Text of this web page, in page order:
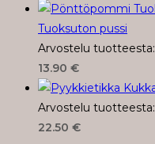
Tuoksuton pussi
Arvostelu tuotteesta:
13.90 €
Arvostelu tuotteesta:
22.50 €